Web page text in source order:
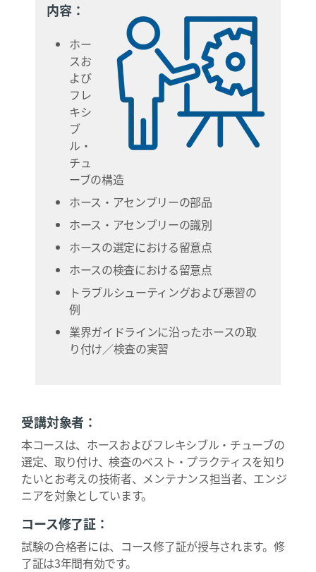
内容：
ホー
スお
よび
フレ
キシ
ブ
ル・
チュ
ーブの構造
ホース・アセンブリーの部品
ホース・アセンブリーの識別
ホースの選定における留意点
ホースの検査における留意点
トラブルシューティングおよび悪習の
例
業界ガイドラインに沿ったホースの取
り付け／検査の実習
受講対象者：
本コースは、ホースおよびフレキシブル・チューブの
選定、取り付け、検査のベスト・プラクティスを知り
たいとお考えの技術者、メンテナンス担当者、エンジ
ニアを対象としています。
コース修了証：
試験の合格者には、コース修了証が授与されます。修
了証は3年間有効です。